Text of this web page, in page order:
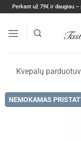
Skip
content
Perkant už 79€ ir daugiau
Kvepalų
NEMOKAMAS